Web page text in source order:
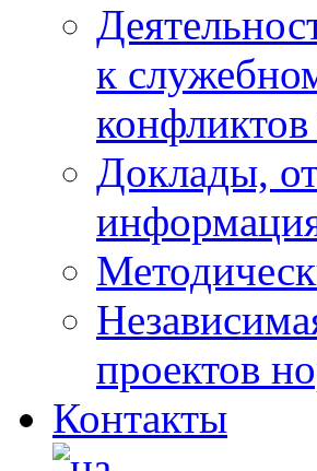
к
Доклады,
проектов
Контакты